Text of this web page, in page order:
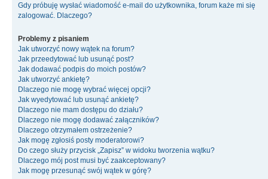
Gdy próbuję wysłać wiadomość e-mail do użytkownika, forum każe mi się
zalogować. Dlaczego?
Problemy z pisaniem
Jak utworzyć nowy wątek na forum?
Jak przeedytować lub usunąć post?
Jak dodawać podpis do moich postów?
Jak utworzyć ankietę?
Dlaczego nie mogę wybrać więcej opcji?
Jak wyedytować lub usunąć ankietę?
Dlaczego nie mam dostępu do działu?
Dlaczego nie mogę dodawać załączników?
Dlaczego otrzymałem ostrzeżenie?
Jak mogę zgłosiś posty moderatorowi?
Do czego służy przycisk „Zapisz” w widoku tworzenia wątku?
Dlaczego mój post musi być zaakceptowany?
Jak mogę przesunąć swój wątek w górę?